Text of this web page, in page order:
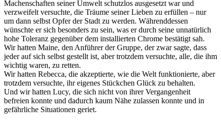
Machenschaften seiner Umwelt schutzlos ausgesetzt war und
verzweifelt versuchte, die Träume seiner Lieben zu erfüllen – nur
um dann selbst Opfer der Stadt zu werden. Währenddessen
wünschte er sich besonders zu sein, was er durch seine unnatürlich
hohe Toleranz gegenüber dem installierten Chrome bestätigt sah.
Wir hatten Maine, den Anführer der Gruppe, der zwar sagte, dass
jeder auf sich selbst gestellt ist, aber trotzdem versuchte, alle, die ihm
wichtig waren, zu retten.
Wir hatten Rebecca, die akzeptierte, wie die Welt funktionierte, aber
trotzdem versuchte, ihr eigenes Stückchen Glück zu behalten.
Und wir hatten Lucy, die sich nicht von ihrer Vergangenheit
befreien konnte und dadurch kaum Nähe zulassen konnte und in
gefährliche Situationen geriet.